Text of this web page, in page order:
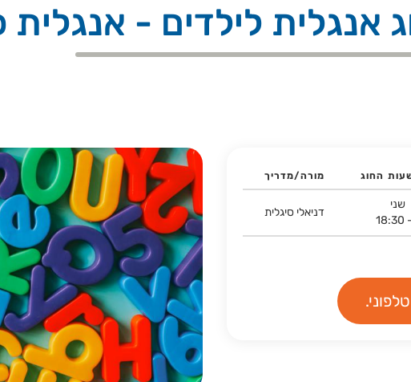
אנגלית לילדים - אנגלית
החוג מורה/מדריך
שני
18:30
דניאלי סיגלית